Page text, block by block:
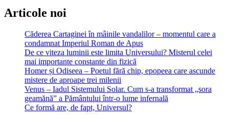
Articole noi
Căderea Cartaginei în mâinile vandalilor – momentul care a
condamnat Imperiul Roman de Apus
De ce viteza luminii este limita Universului? Misterul celei
mai importante constante din fizică
Homer și Odiseea – Poetul fără chip, epopeea care ascunde
mistere de aproape trei milenii
Venus – Iadul Sistemului Solar. Cum s-a transformat „sora
geamănă” a Pământului într-o lume infernală
Ce formă are, de fapt, Universul?